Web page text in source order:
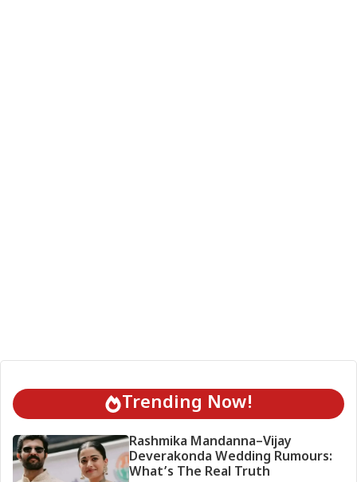
Trending Now!
Rashmika Mandanna–Vijay
Deverakonda Wedding Rumours:
What’s The Real Truth